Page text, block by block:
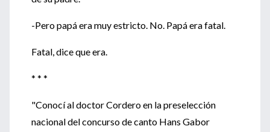
-Pero papá era muy estricto. No. Papá era fatal.
Fatal, dice que era.
* * *
"Conocí al doctor Cordero en la preselección
nacional del concurso de canto Hans Gabor